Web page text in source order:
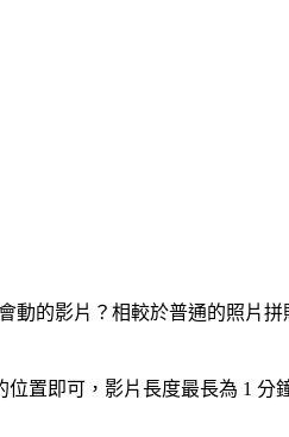
動的影片？相較於普通的照片
置即可，影片長度最長為 1 分